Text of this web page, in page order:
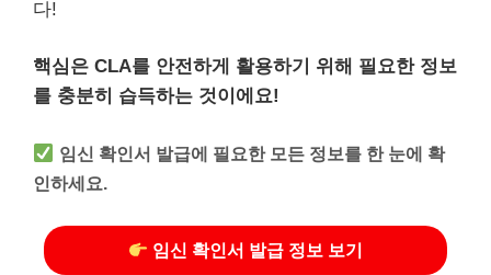
다!
핵심은 CLA를 안전하게 활용하기 위해 필요한 정보
를 충분히 습득하는 것이에요!
임신 확인서 발급에 필요한 모든 정보를 한 눈에 확
인하세요.
임신 확인서 발급 정보 보기